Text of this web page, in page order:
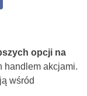
opcji na
handlem akcjami.
wśród